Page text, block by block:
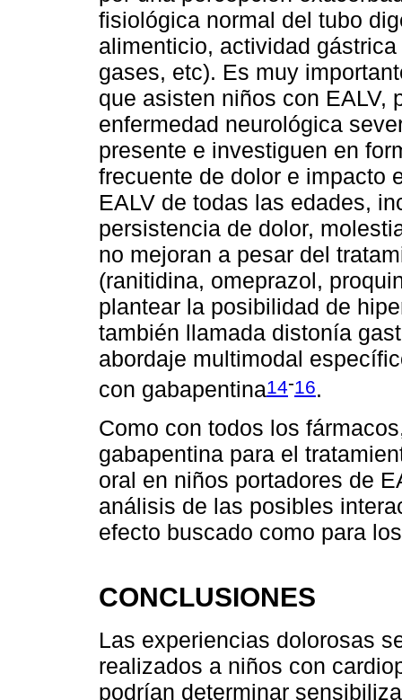
fisiológica normal del tubo
alimenticio, actividad
gases, etc). Es muy
que asisten niños con EALV,
enfermedad neurológica
presente e investiguen en
frecuente de dolor e impacto
EALV de todas las edades,
persistencia de dolor,
no mejoran a pesar del
(ranitidina, omeprazol,
plantear la posibilidad de
también llamada distonía
abordaje multimodal
con gabapentina14-16.
Como con todos los
gabapentina para el
oral en niños portadores de
análisis de las posibles
efecto buscado como para
CONCLUSIONES
Las experiencias dolorosas
realizados a niños con
podrían determinar